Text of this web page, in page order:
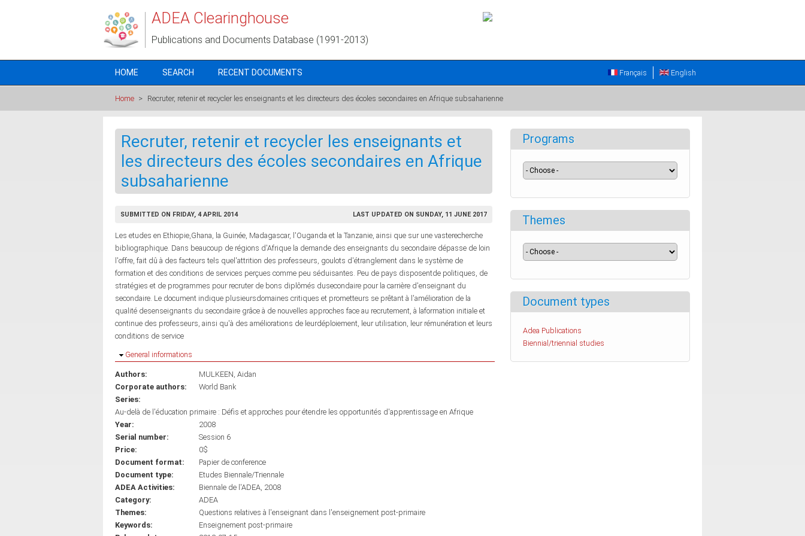
ADEA Clearinghouse
Publications and Documents Database (1991-2013)
HOME SEARCH RECENT DOCUMENTS English
Français
Home > Recruter, retenir et recycler les enseignants et les directeurs des écoles secondaires en Afrique subsaharienne
Recruter, retenir et recycler les enseignants et
les directeurs des écoles secondaires en Afrique
subsaharienne
SUBMITTED ON FRIDAY, 4 APRIL 2014 LAST UPDATED ON SUNDAY, 11 JUNE 2017
Les etudes en Ethiopie,Ghana, la Guinée, Madagascar, l'Ouganda et la Tanzanie, ainsi que sur une vasterecherche
bibliographique. Dans beaucoup de régions d'Afrique la demande des enseignants du secondaire dépasse de loin
l'offre, fait dû à des facteurs tels quel'attrition des professeurs, goulots d'étranglement dans le système de
formation et des conditions de services perçues comme peu séduisantes. Peu de pays disposentde politiques, de
stratégies et de programmes pour recruter de bons diplômés dusecondaire pour la carrière d'enseignant du
secondaire. Le document indique plusieursdomaines critiques et prometteurs se prêtant à l'amélioration de la
qualité desenseignants du secondaire grâce à de nouvelles approches face au recrutement, à laformation initiale et
continue des professeurs, ainsi qu'à des améliorations de leurdéploiement, leur utilisation, leur rémunération et leurs
conditions de service
Hide
General informations
Authors:
MULKEEN, Aidan
Corporate authors:
World Bank
Series:
Au-delà de l'éducation primaire : Défis et approches pour étendre les opportunités d'apprentissage en Afrique
Year:
2008
Serial number:
Session 6
Price:
0$
Document format:
Papier de conference
Document type:
Etudes Biennale/Triennale
ADEA Activities:
Biennale de l'ADEA, 2008
Category:
ADEA
Themes:
Questions relatives à l'enseignant dans l'enseignement post-primaire
Keywords:
Enseignement post-primaire
Programs
Themes
Document types
Adea Publications
Biennial/triennial studies